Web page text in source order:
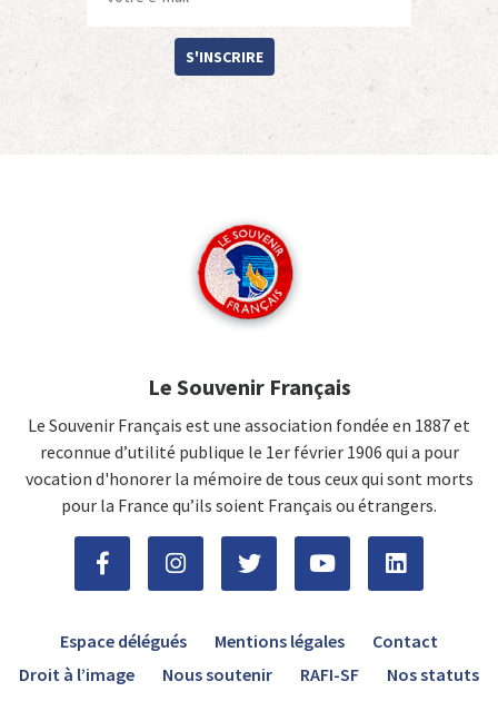
S'INSCRIRE
Le Souvenir Français
Le Souvenir Français est une association fondée en 1887 et
reconnue d’utilité publique le 1er février 1906 qui a pour
vocation d'honorer la mémoire de tous ceux qui sont morts
pour la France qu’ils soient Français ou étrangers.
Espace délégués Mentions légales
Contact
Droit à l’image
Nous soutenir RAFI-SF Nos statuts